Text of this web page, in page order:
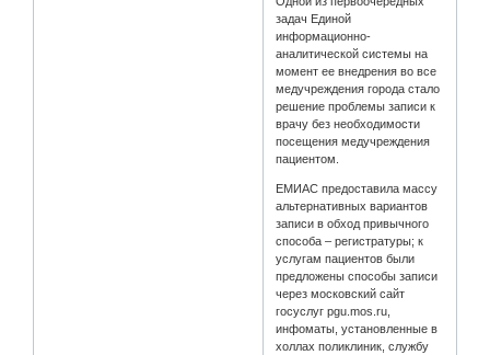
задач Единой
информационно-
аналитической системы на
момент ее внедрения во все
медучреждения города стало
решение проблемы записи к
врачу без необходимости
посещения медучреждения
пациентом.
ЕМИАС предоставила массу
альтернативных вариантов
записи в обход привычного
способа – регистратуры; к
услугам пациентов были
предложены способы записи
через московский сайт
госуслуг pgu.mos.ru,
инфоматы, установленные в
холлах поликлиник, службу